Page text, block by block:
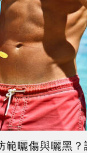
範曬傷與曬黑